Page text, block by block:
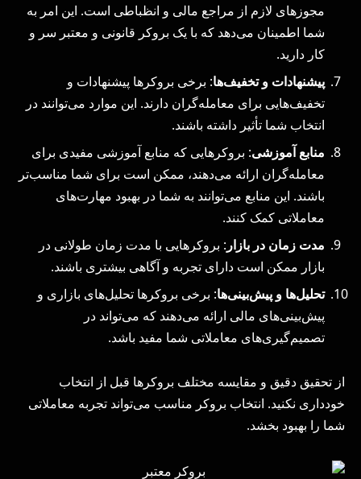
مجوزهای لازم از مراجع مالی و انظباطی است. این امر به
شما اطمینان می‌دهد که با یک بروکر قانونی و معتبر سر و
کار دارید.
پیشنهادات و تخفیف‌ها: برخی بروکرها پیشنهادات و
تخفیف‌هایی برای معامله‌گران دارند. این موارد می‌توانند در
انتخاب شما تأثیر داشته باشند.
منابع آموزشی: بروکرهایی که منابع آموزشی مفیدی برای
معامله‌گران ارائه می‌دهند، ممکن است برای شما مناسب‌تر
باشند. این منابع می‌توانند به شما در بهبود مهارت‌های
معاملاتی کمک کنند.
مدت زمان در بازار : بروکرهایی با مدت زمان طولانی در
بازار ممکن است دارای تجربه و آگاهی بیشتری باشند.
تحلیل‌ها و پیش‌بینی‌ها: برخی بروکرها تحلیل‌های بازاری و
پیش‌بینی‌های مالی ارائه می‌دهند که می‌تواند در
تصمیم‌گیری‌های معاملاتی شما مفید باشد.
از تحقیق دقیق و مقایسه مختلف بروکرها قبل از انتخاب
خودداری نکنید. انتخاب بروکر مناسب می‌تواند تجربه معاملاتی
شما را بهبود بخشد.